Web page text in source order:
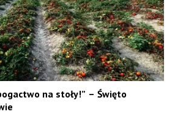
na stoły!” – Święto